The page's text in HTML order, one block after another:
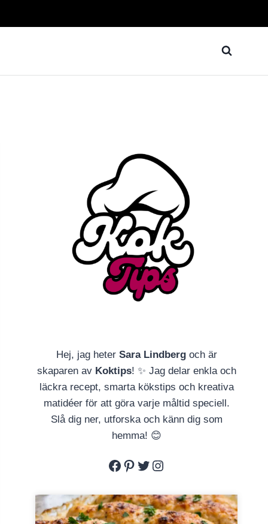
Hej, jag heter Sara Lindbergoch är
skaparen av Koktips! ✨ Jag delar enkla och
läckra recept, smarta kökstips och kreativa
matidéer för att göra varje måltid speciell.
Slå dig ner, utforska och känn dig som
hemma! 😊
Facebook
Pinterest
Twitter
Instagram